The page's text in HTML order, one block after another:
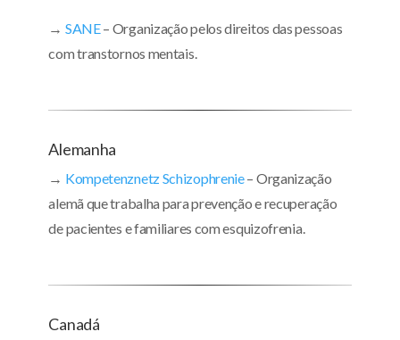
→ SANE– Organização pelos direitos das pessoas
com transtornos mentais.
Alemanha
→ Kompetenznetz Schizophrenie– Organização
alemã que trabalha para prevenção e recuperação
de pacientes e familiares com esquizofrenia.
Canadá